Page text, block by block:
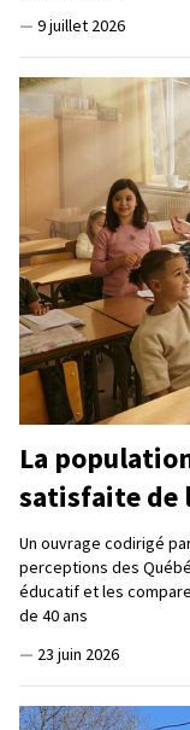
— 9 juillet 2026
La
satisfaite de
Un ouvrage codirigé
perceptions des
éducatif et les
de 40 ans
— 23 juin 2026